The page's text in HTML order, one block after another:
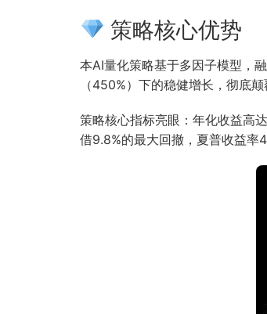
策略核心优势
本AI量化策略基于多因子模型，
（450%）下的稳健增长，彻底
策略核心指标亮眼：年化收益高
借9.8%的最大回撤，夏普收益率